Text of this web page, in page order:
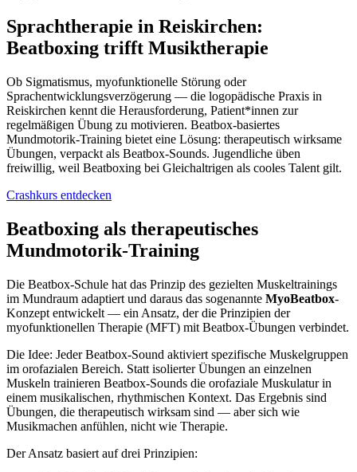
Sprachtherapie in Reiskirchen:
Beatboxing trifft Musiktherapie
Ob Sigmatismus, myofunktionelle Störung oder
Sprachentwicklungsverzögerung — die logopädische Praxis in
Reiskirchen kennt die Herausforderung, Patient*innen zur
regelmäßigen Übung zu motivieren. Beatbox-basiertes
Mundmotorik-Training bietet eine Lösung: therapeutisch wirksame
Übungen, verpackt als Beatbox-Sounds. Jugendliche üben
freiwillig, weil Beatboxing bei Gleichaltrigen als cooles Talent gilt.
Crashkurs entdecken
Beatboxing als therapeutisches
Mundmotorik-Training
Die Beatbox-Schule hat das Prinzip des gezielten Muskeltrainings
im Mundraum adaptiert und daraus das sogenannte MyoBeatbox-
Konzept entwickelt — ein Ansatz, der die Prinzipien der
myofunktionellen Therapie (MFT) mit Beatbox-Übungen verbindet.
Die Idee: Jeder Beatbox-Sound aktiviert spezifische Muskelgruppen
im orofazialen Bereich. Statt isolierter Übungen an einzelnen
Muskeln trainieren Beatbox-Sounds die orofaziale Muskulatur in
einem musikalischen, rhythmischen Kontext. Das Ergebnis sind
Übungen, die therapeutisch wirksam sind — aber sich wie
Musikmachen anfühlen, nicht wie Therapie.
Der Ansatz basiert auf drei Prinzipien: